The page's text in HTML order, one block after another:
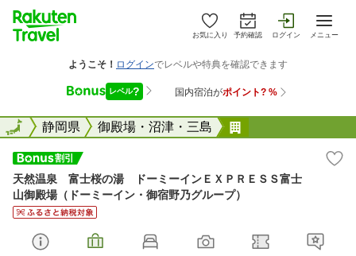
お気に入り 予約確認 ログイン メニュー
全国静岡県 御殿場・沼津・三島
全国
天然温泉 富士桜の湯 ドーミーインＥＸＰＲＥＳＳ富士
山御殿場（ドーミーイン・御宿野乃グループ）